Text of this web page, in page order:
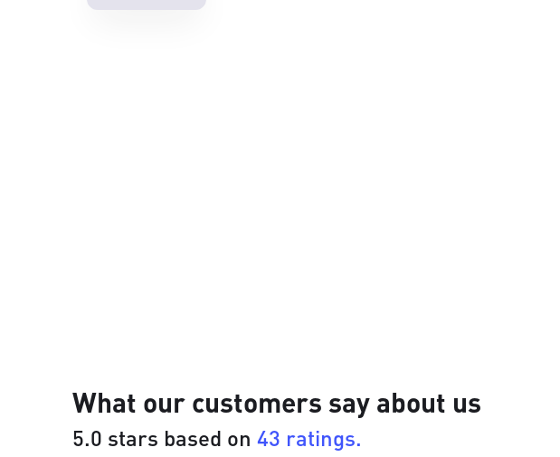
What our customers say about us
5.0 stars based on 43 ratings.